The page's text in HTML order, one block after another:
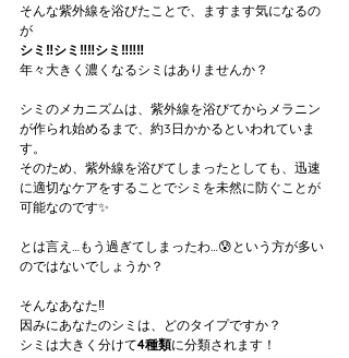
そんな紫外線を浴びたことで、ますます気になるの
が
シミ‼️シミ‼️‼️シミ‼️‼️‼️
年々大きく濃くなるシミはありませんか？
シミのメカニズムは、紫外線を浴びてからメラニン
が作られ始めるまで、約3日かかるといわれていま
す。
そのため、紫外線を浴びてしまったとしても、迅速
に適切なケアをすることでシミを未然に防ぐことが
可能なのです✨
とは言え …もう過ぎてしまったわ…😰という方が多い
のではないでしょうか？
そんなあなた‼️
因みにあなたのシミは、どのタイプですか？
シミは大きく分けて4種類に分類されます！